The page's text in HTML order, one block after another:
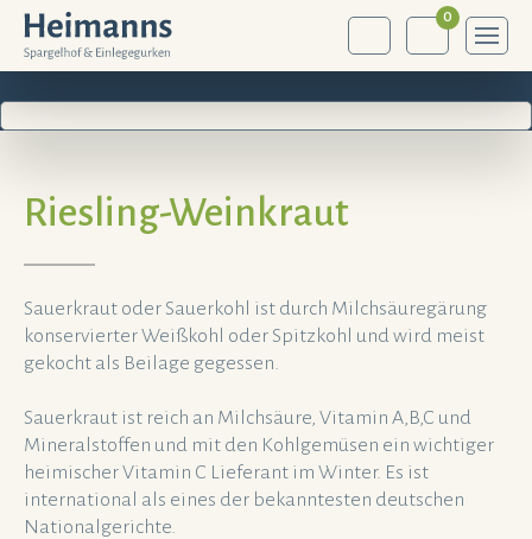
0
Riesling-Weinkraut
Sauerkraut oder Sauerkohl ist durch Milchsäuregärung
konservierter Weißkohl oder Spitzkohl und wird meist
gekocht als Beilage gegessen.
Sauerkraut ist reich an Milchsäure, Vitamin A,B,C und
Mineralstoffen und mit den Kohlgemüsen ein wichtiger
heimischer Vitamin C Lieferant im Winter. Es ist
international als eines der bekanntesten deutschen
Nationalgerichte.